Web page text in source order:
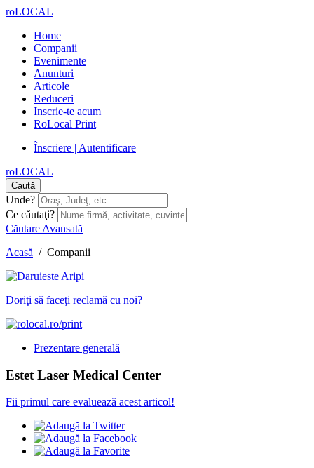
roLOCAL
Home
Companii
Evenimente
Anunturi
Articole
Reduceri
Inscrie-te acum
RoLocal Print
Înscriere | Autentificare
roLOCAL
Caută
Unde?
Ce căutaţi?
Căutare Avansată
Acasă / Companii
Doriţi să faceţi reclamă cu noi?
Prezentare generală
Estet Laser Medical Center
Fii primul care evaluează acest articol!